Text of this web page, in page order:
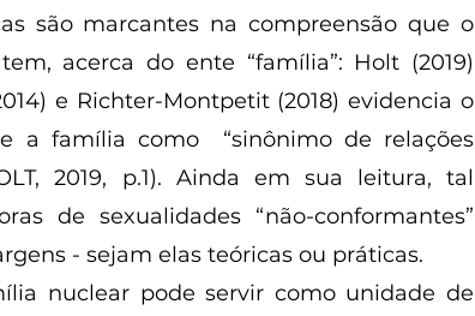
acerca do ente “família”: Holt (2019)
e Richter-Montpetit (2018) evidencia o
a família como  “sinônimo de relações
2019, p.1). Ainda em sua leitura, tal
de sexualidades “não-conformantes”
- sejam elas teóricas ou práticas.